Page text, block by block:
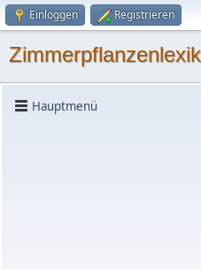
Einloggen Registrieren
Hauptmenü